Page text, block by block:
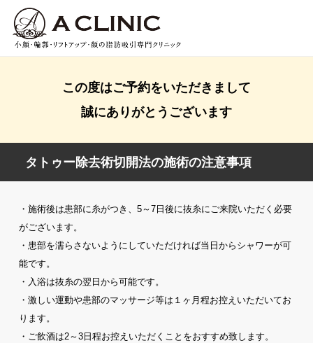
この度はご予約をいただきまして
誠にありがとうございます
タトゥー除去術切開法の施術の注意事項
・施術後は患部に糸がつき、5～7日後に抜糸にご来院いただく必要
がございます。
・患部を濡らさないようにしていただければ当日からシャワーが可
能です。
・入浴は抜糸の翌日から可能です。
・激しい運動や患部のマッサージ等は１ヶ月程お控えいただいてお
ります。
・ご飲酒は2～3日程お控えいただくことをおすすめ致します。